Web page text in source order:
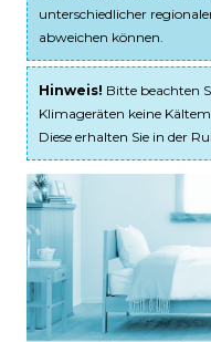
unterschiedlicher
abweichen können.
Hinweis! Bitte beachten
Klimageräten keine
Diese erhalten Sie in der